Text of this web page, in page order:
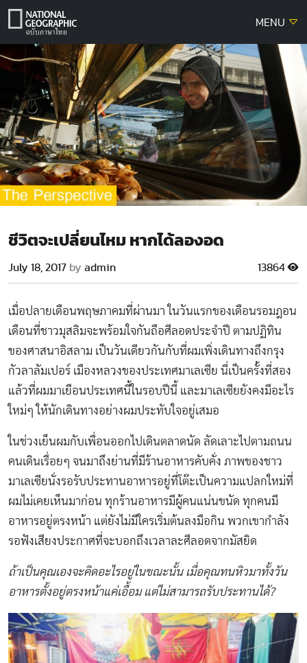
Skip
MENU
ชีวิตจะเปลี่ยนไหม หากได้ลองอด
July 18, 2017 by admin 13864
เมื่อปลายเดือนพฤษภาคมที่ผ่านมา ในวันแรกของเดือนรอมฎอน
เดือนที่ชาวมุสลิมจะพร้อมใจกันถือศีลอดประจำปี ตามปฏิทิน
ของศาสนาอิสลาม เป็นวันเดียวกันกับที่ผมเพิ่งเดินทางถึงกรุง
กัวลาลัมเปอร์ เมืองหลวงของประเทศมาเลเซีย นี่เป็นครั้งที่สอง
แล้วที่ผมมาเยือนประเทศนี้ในรอบปีนี้ และมาเลเซียยังคงมีอะไร
ใหม่ๆ ให้นักเดินทางอย่างผมประทับใจอยู่เสมอ
ในช่วงเย็นผมกับเพื่อนออกไปเดินตลาดนัด ลัดเลาะไปตามถนน
คนเดินเรื่อยๆ จนมาถึงย่านที่มีร้านอาหารคับคั่ง ภาพของชาว
มาเลเซียนั่งรอรับประทานอาหารอยู่ที่โต๊ะเป็นความแปลกใหม่ที่
ผมไม่เคยเห็นมาก่อน ทุกร้านอาหารมีผู้คนแน่นขนัด ทุกคนมี
อาหารอยู่ตรงหน้า แต่ยังไม่มีใครเริ่มต้นลงมือกิน พวกเขากำลัง
รอฟังเสียงประกาศที่จะบอกถึงเวลาละศีลอดจากมัสยิด
ถ้าเป็นคุณเองจะคิดอะไรอยู่ในขณะนั้น เมื่อคุณทนหิวมาทั้งวัน
อาหารตั้งอยู่ตรงหน้าแค่เอื้อม แต่ไม่สามารถรับประทานได้?